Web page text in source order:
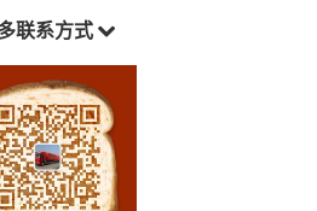
联系方式